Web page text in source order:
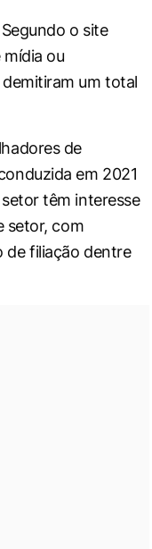
o site
ou
um total
de
em 2021
têm interesse
setor, com
de filiação dentre